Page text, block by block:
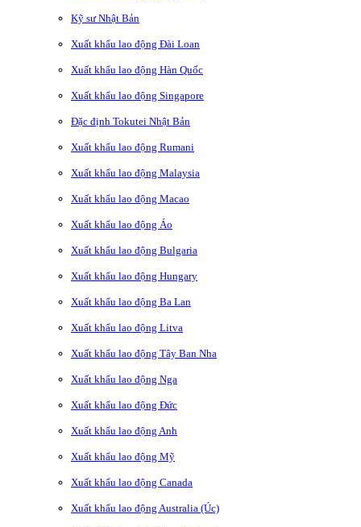
Kỹ sư Nhật Bản
Xuất khẩu lao động Đài Loan
Xuất khẩu lao động Hàn Quốc
Xuất khẩu lao động Singapore
Đặc định Tokutei Nhật Bản
Xuất khẩu lao động Rumani
Xuất khẩu lao động Malaysia
Xuất khẩu lao động Macao
Xuất khẩu lao động Áo
Xuất khẩu lao động Bulgaria
Xuất khẩu lao động Hungary
Xuất khẩu lao động Ba Lan
Xuất khẩu lao động Litva
Xuất khẩu lao động Tây Ban Nha
Xuất khẩu lao động Nga
Xuất khẩu lao động Đức
Xuất khẩu lao động Anh
Xuất khẩu lao động Mỹ
Xuất khẩu lao động Canada
Xuất khẩu lao động Australia (Úc)